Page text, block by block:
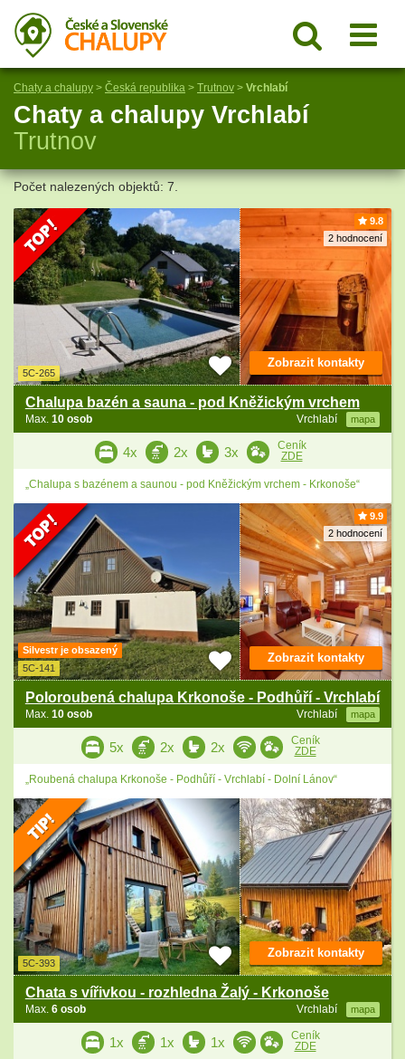
Chaty a chalupy > Česká republika > Trutnov > Vrchlabí
Chaty a chalupy Vrchlabí
Trutnov
Počet nalezených objektů: 7.
9.8
2 hodnocení
5C-265
Chalupa bazén a sauna - pod Kněžickým vrchem
Vrchlabí mapa
Max. 10 osob
Zobrazit kontakty
4x 2x 3x
Ceník
ZDE
„Chalupa s bazénem a saunou - pod Kněžickým vrchem - Krkonoše“
9.9
2 hodnocení
Silvestr je obsazený
5C-141
Poloroubená chalupa Krkonoše - Podhůří - Vrchlabí
Vrchlabí mapa
Max. 10 osob
Zobrazit kontakty
5x 2x 2x
Ceník
ZDE
„Roubená chalupa Krkonoše - Podhůří - Vrchlabí - Dolní Lánov“
5C-393
Chata s vířivkou - rozhledna Žalý - Krkonoše
Vrchlabí mapa
Max. 6 osob
Zobrazit kontakty
1x 1x 1x
Ceník
ZDE